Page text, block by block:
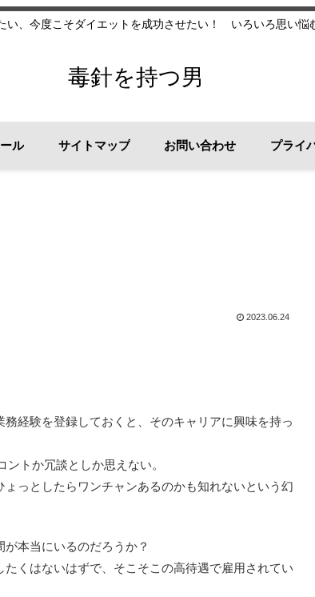
い、今度こそダイエットを成功させたい！ いろいろ思い悩
毒針を持つ男
ル サイトマップ お問い合わせ プライ
2023.06.24
経験を登録しておくと、そのキャリアに興味を持っ
トか冗談としか思えない。
っとしたらワンチャンあるのかも知れないという幻
本当にいるのだろうか？
くはないはずで、そこそこの高待遇で雇用されてい